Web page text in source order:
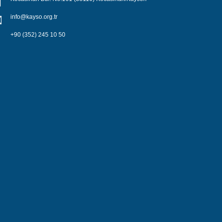
info@kayso.org.tr
+90 (352) 245 10 50